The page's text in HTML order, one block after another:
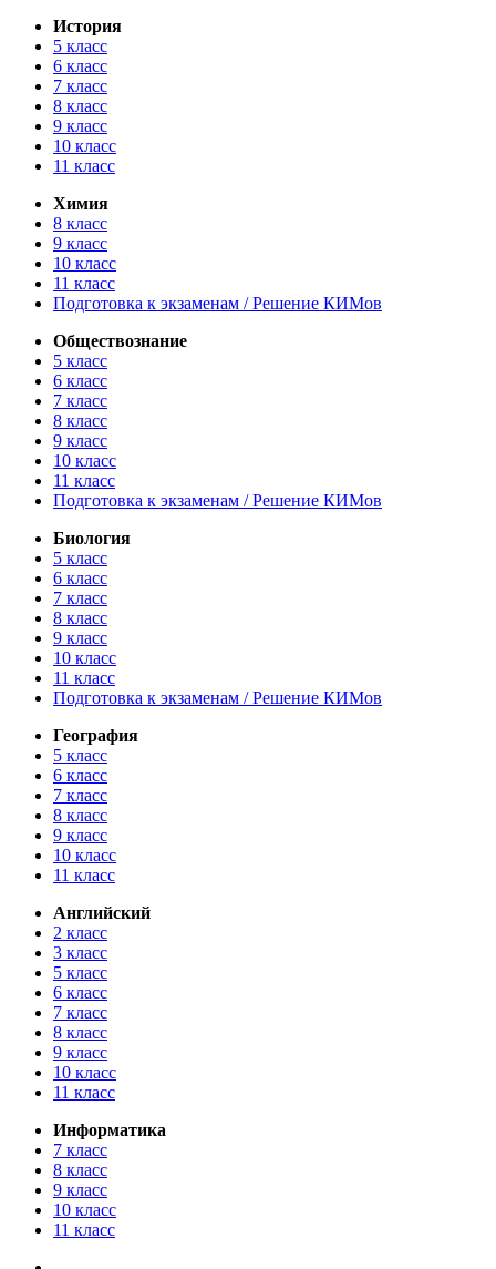
История
5 класс
6 класс
7 класс
8 класс
9 класс
10 класс
11 класс
Химия
8 класс
9 класс
10 класс
11 класс
Подготовка к экзаменам / Решение КИМов
Обществознание
5 класс
6 класс
7 класс
8 класс
9 класс
10 класс
11 класс
Подготовка к экзаменам / Решение КИМов
Биология
5 класс
6 класс
7 класс
8 класс
9 класс
10 класс
11 класс
Подготовка к экзаменам / Решение КИМов
География
5 класс
6 класс
7 класс
8 класс
9 класс
10 класс
11 класс
Английский
2 класс
3 класс
5 класс
6 класс
7 класс
8 класс
9 класс
10 класс
11 класс
Информатика
7 класс
8 класс
9 класс
10 класс
11 класс